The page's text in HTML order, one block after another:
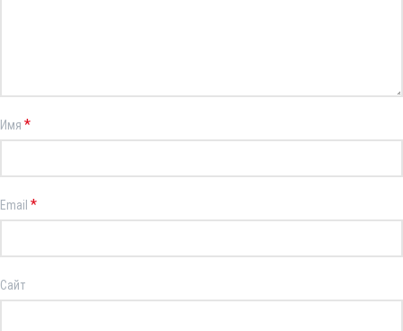
Имя *
Email *
Сайт